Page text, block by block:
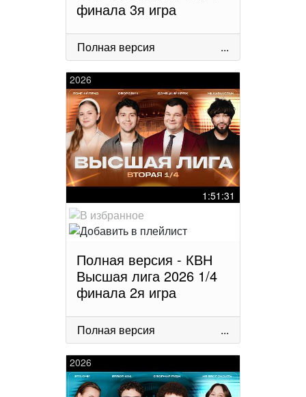
финала 3я игра
Полная версия ...
2026
1:51:31
Полная версия - КВН
Высшая лига 2026 1/4
финала 2я игра
Полная версия ...
2026